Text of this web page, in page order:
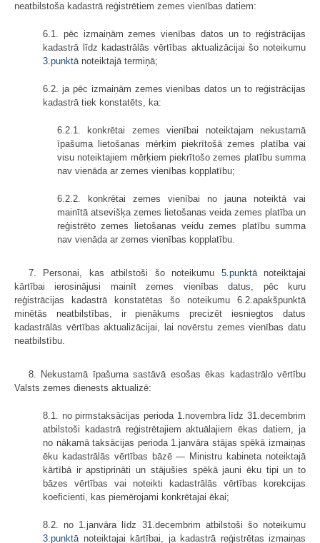
neatbilstoša kadastrā reģistrētiem zemes vienības datiem:
6.1. pēc izmaiņām zemes vienības datos un to reģistrācijas
kadastrā līdz kadastrālās vērtības aktualizācijai šo noteikumu
3.punktānoteiktajā termiņā;
6.2. ja pēc izmaiņām zemes vienības datos un to reģistrācijas
kadastrā tiek konstatēts, ka:
6.2.1. konkrētai zemes vienībai noteiktajam nekustamā
īpašuma lietošanas mērķim piekrītošā zemes platība vai
visu noteiktajiem mērķiem piekrītošo zemes platību summa
nav vienāda ar zemes vienības kopplatību;
6.2.2. konkrētai zemes vienībai no jauna noteiktā vai
mainītā atsevišķa zemes lietošanas veida zemes platība un
reģistrēto zemes lietošanas veidu zemes platību summa
nav vienāda ar zemes vienības kopplatību.
7. Personai, kas atbilstoši šo noteikumu 5.punktānoteiktajai
kārtībai ierosinājusi mainīt zemes vienības datus, pēc kuru
reģistrācijas kadastrā konstatētas šo noteikumu 6.2.apakšpunktā
minētās neatbilstības, ir pienākums precizēt iesniegtos datus
kadastrālās vērtības aktualizācijai, lai novērstu zemes vienības datu
neatbilstību.
8. Nekustamā īpašuma sastāvā esošas ēkas kadastrālo vērtību
Valsts zemes dienests aktualizē:
8.1. no pirmstaksācijas perioda 1.novembra līdz 31.decembrim
atbilstoši kadastrā reģistrētajiem aktuālajiem ēkas datiem, ja
no nākamā taksācijas perioda 1.janvāra stājas spēkā izmaiņas
ēku kadastrālās vērtības bāzē — Ministru kabineta noteiktajā
kārtībā ir apstiprināti un stājušies spēkā jauni ēku tipi un to
bāzes vērtības vai noteikti kadastrālās vērtības korekcijas
koeficienti, kas piemērojami konkrētajai ēkai;
8.2. no 1.janvāra līdz 31.decembrim atbilstoši šo noteikumu
3.punktānoteiktajai kārtībai, ja kadastrā reģistrētas izmaiņas